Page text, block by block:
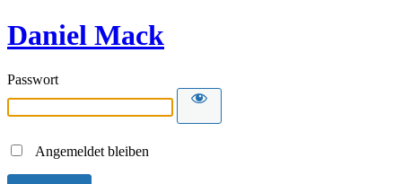
Daniel Mack
Passwort
Angemeldet bleiben